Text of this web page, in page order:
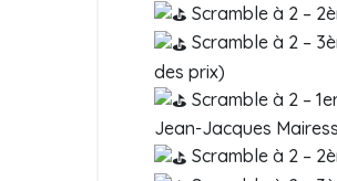
Scramble à 2 –
Scramble à 2 –
des prix)
Scramble à 2 –
Jean-Jacques
Scramble à 2 –